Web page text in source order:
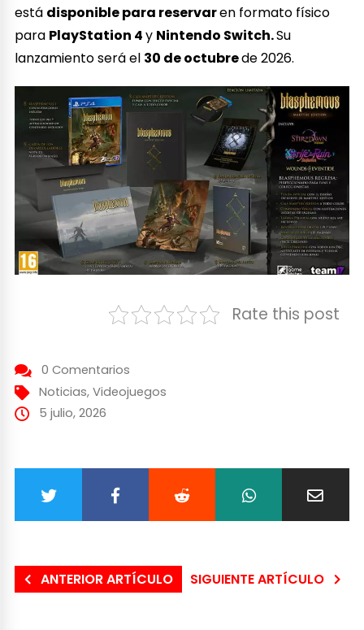
está disponible para reservaren formato físico
para PlayStation 4y Nintendo Switch.Su
lanzamiento será el 30 de octubrede 2026.
Rate this post
0 Comentarios
Noticias, Videojuegos
5 julio, 2026
ANTERIOR ARTÍCULO SIGUIENTE ARTÍCULO